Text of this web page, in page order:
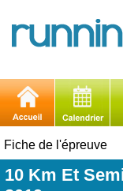
Fiche de l'épreuve
10 Km Et